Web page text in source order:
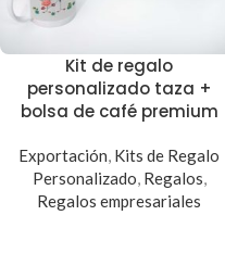
Kit de regalo
personalizado taza +
bolsa de café premium
Exportación, Kits de Regalo
Personalizado, Regalos,
Regalos empresariales